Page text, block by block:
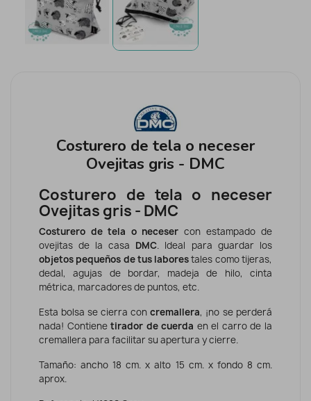
Costurero de tela o neceser
Ovejitas gris - DMC
Costurero de tela o neceser
Ovejitas gris - DMC
Costurero de tela o neceser con estampado de
ovejitas de la casa DMC. Ideal para guardar los
objetos pequeños de tus laborestales como tijeras,
dedal, agujas de bordar, madeja de hilo, cinta
métrica, marcadores de puntos, etc.
Esta bolsa se cierra con cremallera, ¡no se perderá
nada! Contiene tirador de cuerda en el carro de la
cremallera para facilitar su apertura y cierre.
Tamaño: ancho 18 cm. x alto 15 cm. x fondo 8 cm.
aprox.